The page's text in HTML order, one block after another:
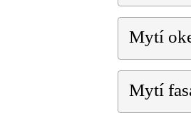
Mytí
Mytí